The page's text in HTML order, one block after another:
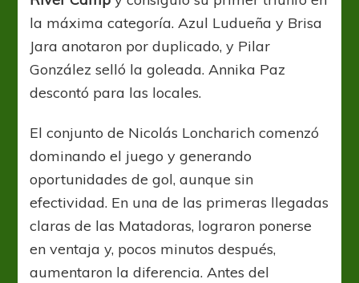
la máxima categoría. Azul Ludueña y Brisa
Jara anotaron por duplicado, y Pilar
González selló la goleada. Annika Paz
descontó para las locales.
El conjunto de Nicolás Loncharich comenzó
dominando el juego y generando
oportunidades de gol, aunque sin
efectividad. En una de las primeras llegadas
claras de las Matadoras, lograron ponerse
en ventaja y, pocos minutos después,
aumentaron la diferencia. Antes del